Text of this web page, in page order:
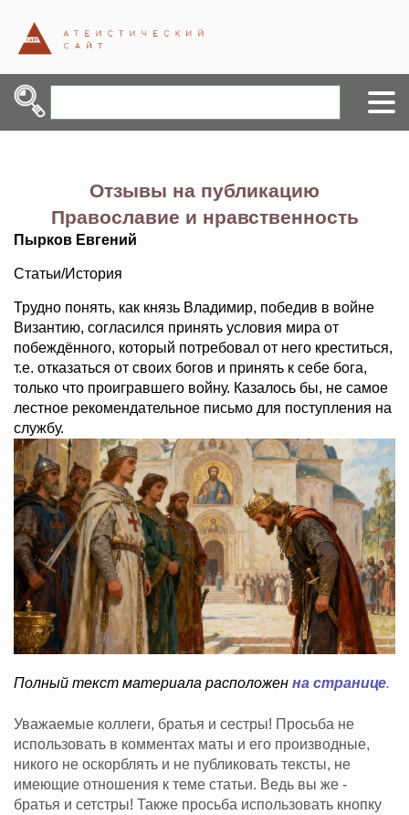
Отзывы на публикацию
Православие и нравственность
Пырков Евгений
Статьи/История
Трудно понять, как князь Владимир, победив в войне
Византию, согласился принять условия мира от
побеждённого, который потребовал от него креститься,
т.е. отказаться от своих богов и принять к себе бога,
только что проигравшего войну. Казалось бы, не самое
лестное рекомендательное письмо для поступления на
службу.
Полный текст материала расположен на странице.
Уважаемые коллеги, братья и сестры! Просьба не
использовать в комментах маты и его производные,
никого не оскорблять и не публиковать тексты, не
имеющие отношения к теме статьи. Ведь вы же -
братья и сетстры! Также просьба использовать кнопку